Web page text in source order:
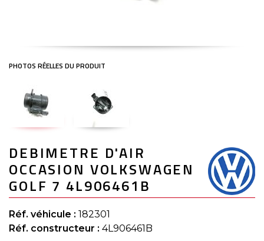
to
the
beginning
of
the
images
gallery
DEBIMETRE D'AIR
OCCASION VOLKSWAGEN
GOLF 7 4L906461B
Réf. véhicule : 182301
Réf. constructeur : 4L906461B